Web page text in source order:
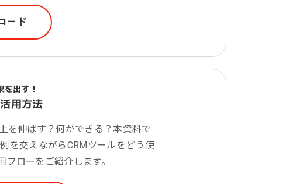
ード
を出す！
用方法
を伸ばす？何ができる？本資料で
を交えながらCRMツールをどう使
ローをご紹介します。